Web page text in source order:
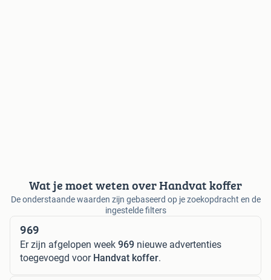
Wat je moet weten over Handvat koffer
De onderstaande waarden zijn gebaseerd op je zoekopdracht en de
ingestelde filters
969
Er zijn afgelopen week 969 nieuwe advertenties
toegevoegd voor Handvat koffer.